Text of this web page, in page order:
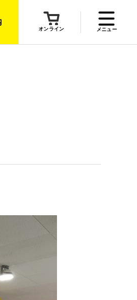
オンライン メニュー